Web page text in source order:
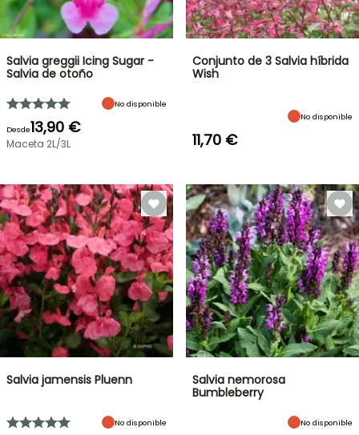
Salvia greggii Icing Sugar -
Salvia de otoño
No disponible
Desde13,90 €
Maceta 2L/3L
Conjunto de 3 Salvia híbrida
Wish
No disponible
11,70 €
Salvia jamensis Pluenn
No disponible
Salvia nemorosa
Bumbleberry
No disponible